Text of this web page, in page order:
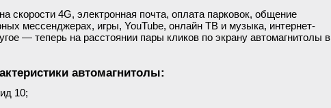
скорости 4G, электронная почта, оплата парковок, общение
мессенджерах, игры, YouTube, онлайн ТВ и музыка, интернет-
— теперь на расстоянии пары кликов по экрану автомагнитолы в
автомагнитолы:
10;